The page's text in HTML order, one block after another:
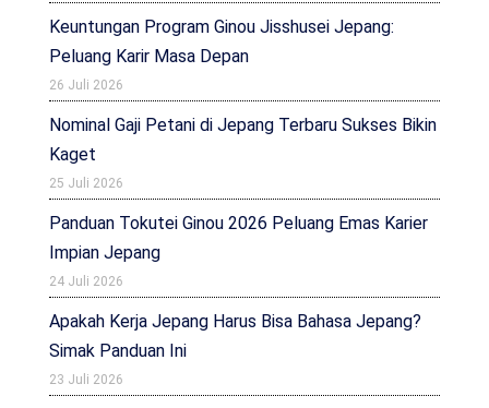
Keuntungan Program Ginou Jisshusei Jepang:
Peluang Karir Masa Depan
26 Juli 2026
Nominal Gaji Petani di Jepang Terbaru Sukses Bikin
Kaget
25 Juli 2026
Panduan Tokutei Ginou 2026 Peluang Emas Karier
Impian Jepang
24 Juli 2026
Apakah Kerja Jepang Harus Bisa Bahasa Jepang?
Simak Panduan Ini
23 Juli 2026